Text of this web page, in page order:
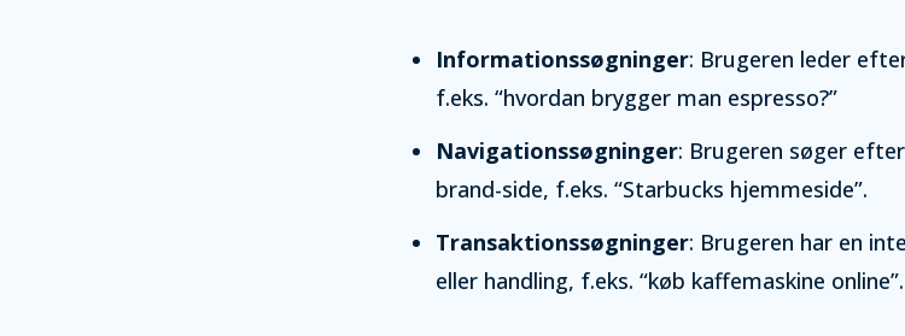
Informationssøgninger: Brugeren leder
f.eks. “hvordan brygger man espresso?”
Navigationssøgninger: Brugeren søger
brand-side, f.eks. “Starbucks hjemmeside”.
Transaktionssøgninger: Brugeren har en
eller handling, f.eks. “køb kaffemaskine online”.